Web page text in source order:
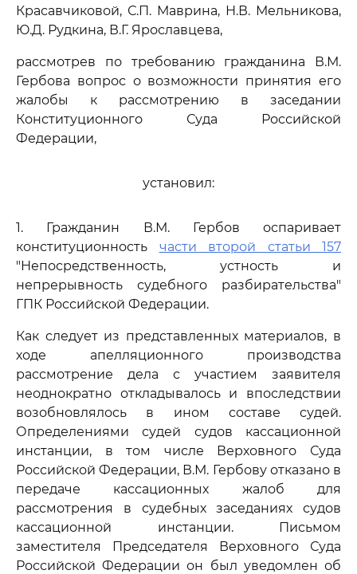
Красавчиковой, С.П. Маврина, Н.В. Мельникова,
Ю.Д. Рудкина, В.Г. Ярославцева,
рассмотрев по требованию гражданина В.М.
Гербова вопрос о возможности принятия его
жалобы к рассмотрению в заседании
Конституционного Суда Российской
Федерации,
установил:
1. Гражданин В.М. Гербов оспаривает
конституционность части второй статьи 157
"Непосредственность, устность и
непрерывность судебного разбирательства"
ГПК Российской Федерации.
Как следует из представленных материалов, в
ходе апелляционного производства
рассмотрение дела с участием заявителя
неоднократно откладывалось и впоследствии
возобновлялось в ином составе судей.
Определениями судей судов кассационной
инстанции, в том числе Верховного Суда
Российской Федерации, В.М. Гербову отказано в
передаче кассационных жалоб для
рассмотрения в судебных заседаниях судов
кассационной инстанции. Письмом
заместителя Председателя Верховного Суда
Российской Федерации он был уведомлен об